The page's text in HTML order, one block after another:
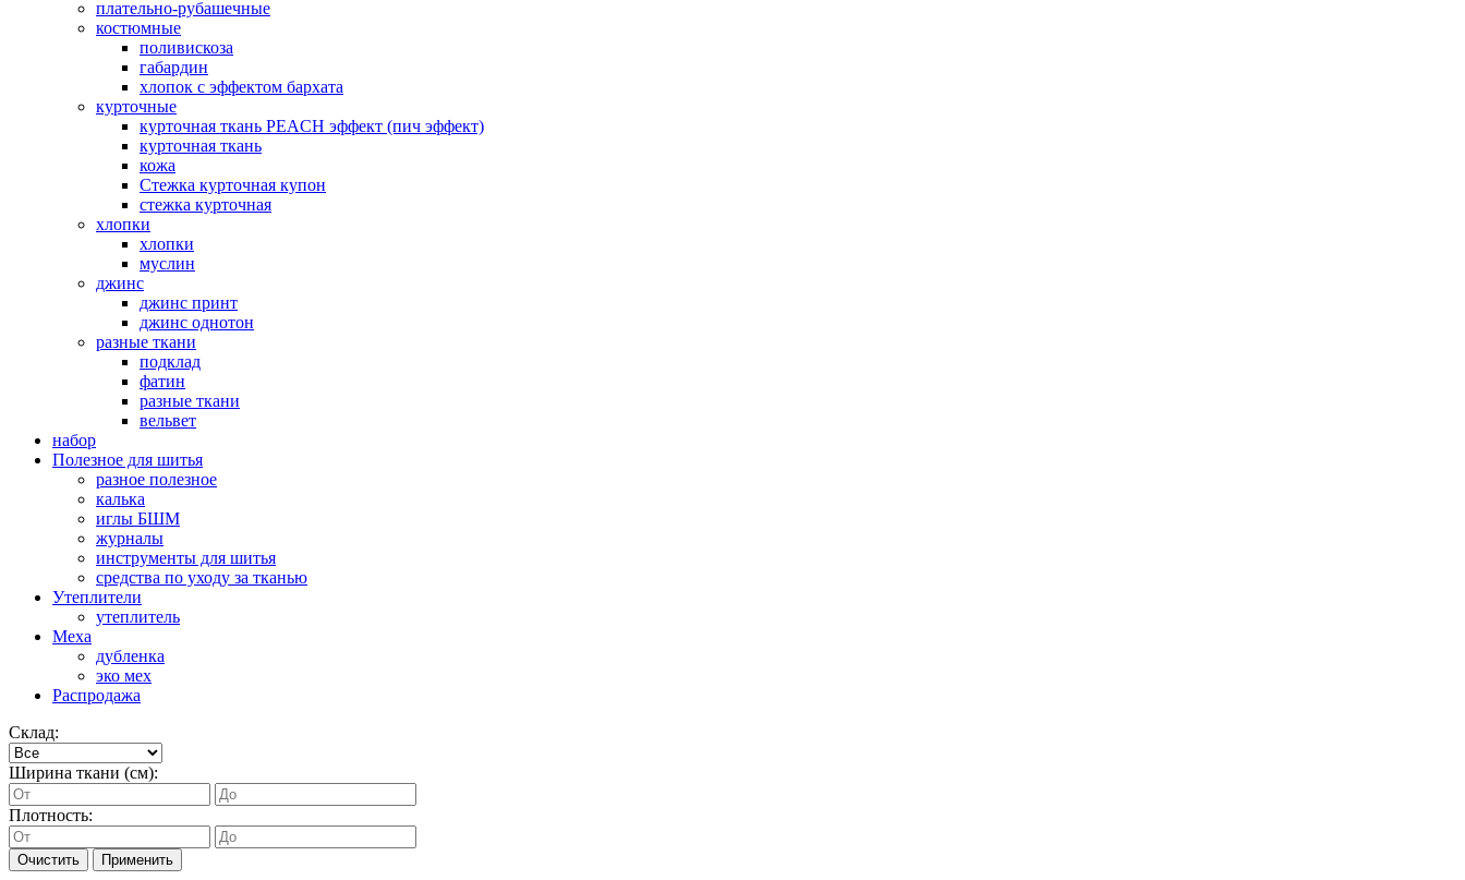
плательно-рубашечные
костюмные
поливискоза
габардин
хлопок с эффектом бархата
курточные
курточная ткань PEACH эффект (пич эффект)
курточная ткань
кожа
Стежка курточная купон
стежка курточная
хлопки
хлопки
муслин
джинс
джинс принт
джинс однотон
разные ткани
подклад
фатин
разные ткани
вельвет
набор
Полезное для шитья
разное полезное
калька
иглы БШМ
журналы
инструменты для шитья
средства по уходу за тканью
Утеплители
утеплитель
Меха
дубленка
эко мех
Распродажа
Склад:
Ширина ткани (см):
Плотность:
Очистить Применить